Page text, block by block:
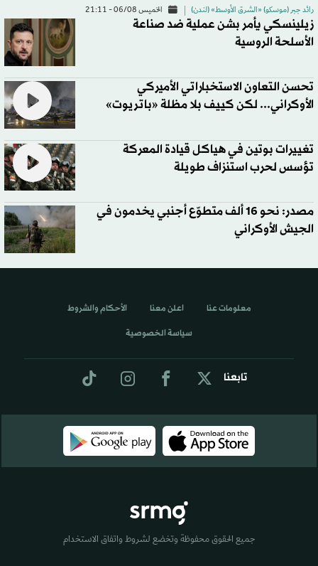
رائد جبر (موسكو) «الشرق الأوسط» (لندن) الخميس 06/08 - 21:11
زيلينسكي يأمر بشن عملية ضد صناعة
الأسلحة الروسية
تحسن التعاون الاستخباراتي الأميركي
الأوكراني... لكن كييف بلا مظلة «باتريوت»
تغييرات بوتين في هياكل قيادة المعركة
تؤسس لحرب استنزاف طويلة
مصدر: نحو 16 ألف متطوّع أجنبي يخدمون في
الجيش الأوكراني
تابعنا
معلومات عنا اعلن معنا الأحكام والشروط
سياسة الخصوصية
جميع الحقوق محفوظة وتخضع لشروط واتفاق الاستخدام